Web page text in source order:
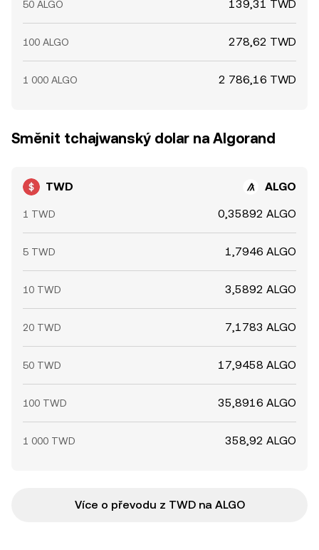
50 ALGO 139,31 TWD
100 ALGO 278,62 TWD
1 000 ALGO 2 786,16 TWD
Směnit tchajwanský dolar na Algorand
TWD ALGO
1 TWD 0,35892 ALGO
5 TWD 1,7946 ALGO
10 TWD 3,5892 ALGO
20 TWD 7,1783 ALGO
50 TWD 17,9458 ALGO
100 TWD 35,8916 ALGO
1 000 TWD 358,92 ALGO
Více o převodu z TWD na ALGO